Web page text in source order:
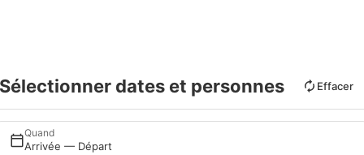
Sélectionner dates et personnes Effacer
Quand
Arrivée — Départ